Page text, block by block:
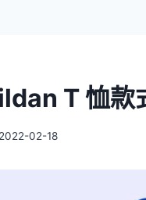
T 恤款
2022-02-18